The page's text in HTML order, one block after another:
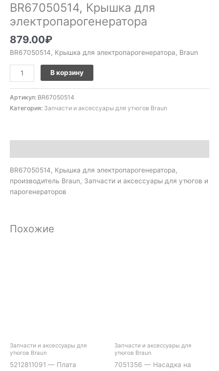
BR67050514, Крышка для
электропарогенератора
879.00₽
BR67050514, Крышка для электропарогенератора, Braun
В корзину
Артикул: BR67050514
Категория: Запчасти и аксессуары для утюгов Braun
BR67050514, Крышка для электропарогенератора,
производитель Braun, Запчасти и аксессуары для утюгов и
парогенераторов
Похожие
Запчасти и аксессуары для
утюгов Braun
5212811091 — Плата
Запчасти и аксессуары для
утюгов Braun
7051356 — Насадка на